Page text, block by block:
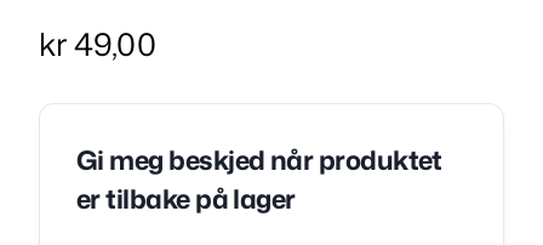
kr49,00
Gi meg beskjed når produktet
er tilbake på lager